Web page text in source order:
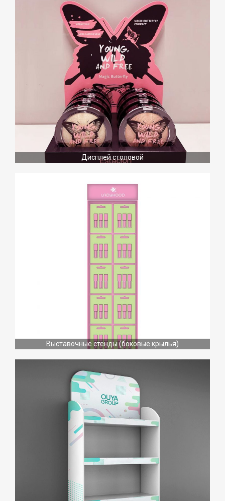
Дисплей столовой
Выставочные стенды (боковые крылья)